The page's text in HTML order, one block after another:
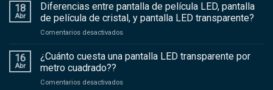
elegir
un
fabricante
LED
18
Abr
Diferencias entre pantalla de película LED, pantalla
de película de cristal, y pantalla LED transparente?
Comentarios desactivadosen
entre
pantalla
película
16
Abr
¿Cuánto cuesta una pantalla LED transparente por
metro cuadrado??
Comentarios desactivadosen